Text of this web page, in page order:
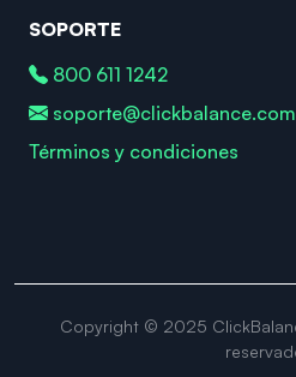
SOPORTE
800 611 1242
soporte@clickbalance.com
Términos y condiciones
Copyright © 2025